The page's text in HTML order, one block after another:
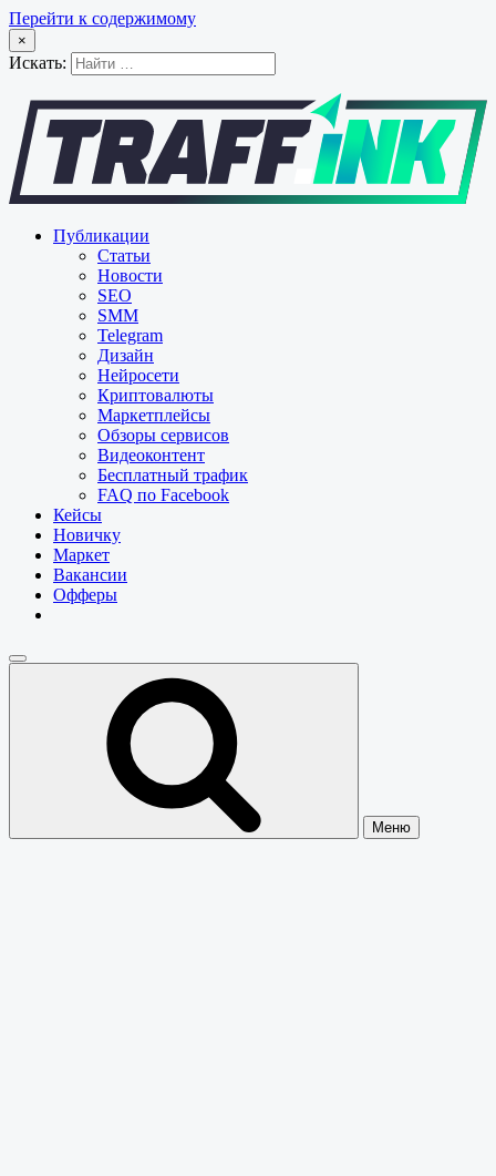
Перейти к содержимому
×
Искать:
Публикации
Статьи
Новости
SEO
SMM
Telegram
Дизайн
Нейросети
Криптовалюты
Маркетплейсы
Обзоры сервисов
Видеоконтент
Бесплатный трафик
FAQ по Facebook
Кейсы
Новичку
Маркет
Вакансии
Офферы
Меню